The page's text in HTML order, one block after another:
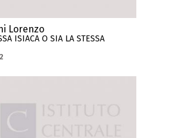
Lorenzo
ISIACA O SIA LA STESSA